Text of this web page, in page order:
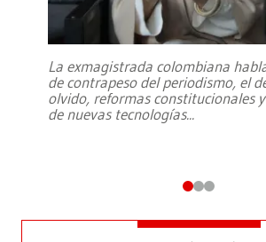
La exmagistrada colombiana
de contrapeso del periodismo, el
olvido, reformas constitucionales
de nuevas tecnologías...